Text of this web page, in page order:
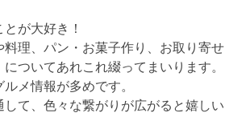
が大好き！
料理、パン・お菓子作り、お取り寄せ
ついてあれこれ綴ってまいります。
メ情報が多めです。
して、色々な繋がりが広がると嬉しい